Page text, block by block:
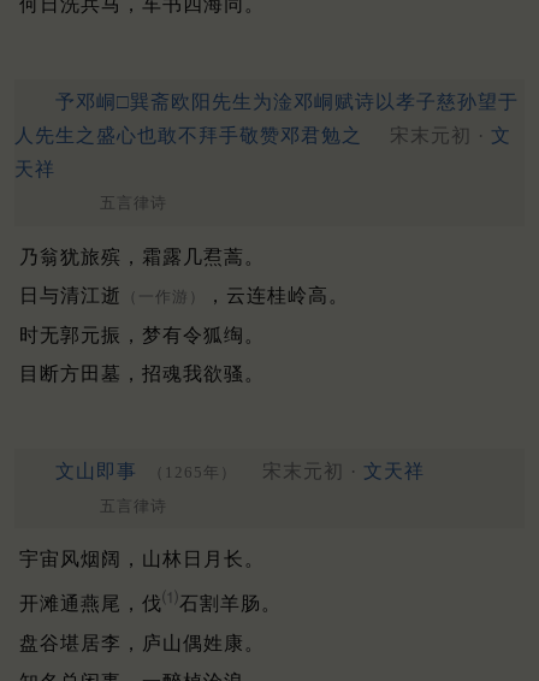
何日洗兵马，车书四海同。
予邓峒□巽斋欧阳先生为淦邓峒赋诗以孝子慈孙望于
人先生之盛心也敢不拜手敬赞邓君勉之
宋末元初 · 文
天祥
五言律诗
乃翁犹旅殡，霜露几焄蒿。
日与清江逝
（一作游）
，云连桂岭高。
时无郭元振，梦有令狐绹。
目断方田墓，招魂我欲骚。
文山即事 （1265年） 宋末元初 · 文天祥
五言律诗
宇宙风烟阔，山林日月长。
开滩通燕尾，伐⑴石割羊肠。
盘谷堪居李，庐山偶姓康。